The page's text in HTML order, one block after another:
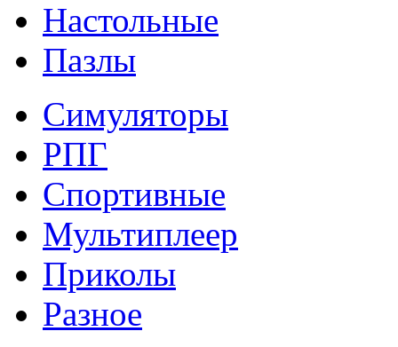
Настольные
Пазлы
Симуляторы
РПГ
Спортивные
Мультиплеер
Приколы
Разное